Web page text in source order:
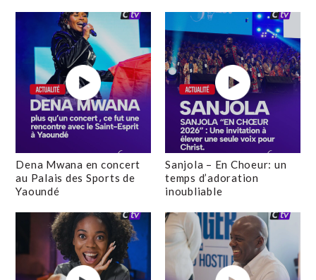
Dena Mwana en concert
au Palais des Sports de
Yaoundé
Sanjola – En Choeur: un
temps d’adoration
inoubliable